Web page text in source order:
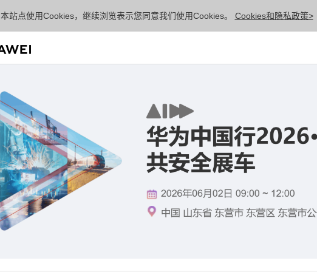
本站点使用Cookies，继续浏览表示您同意我们使用Cookies。 Cookies和隐私政策>